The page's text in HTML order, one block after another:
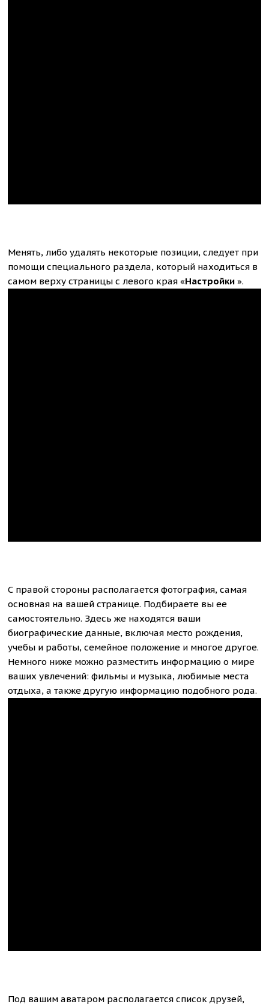
Менять, либо удалять некоторые позиции, следует при
помощи специального раздела, который находиться в
самом верху страницы с левого края «Настройки».
С правой стороны располагается фотография, самая
основная на вашей странице. Подбираете вы ее
самостоятельно. Здесь же находятся ваши
биографические данные, включая место рождения,
учебы и работы, семейное положение и многое другое.
Немного ниже можно разместить информацию о мире
ваших увлечений: фильмы и музыка, любимые места
отдыха, а также другую информацию подобного рода.
Под вашим аватаром располагается список друзей,